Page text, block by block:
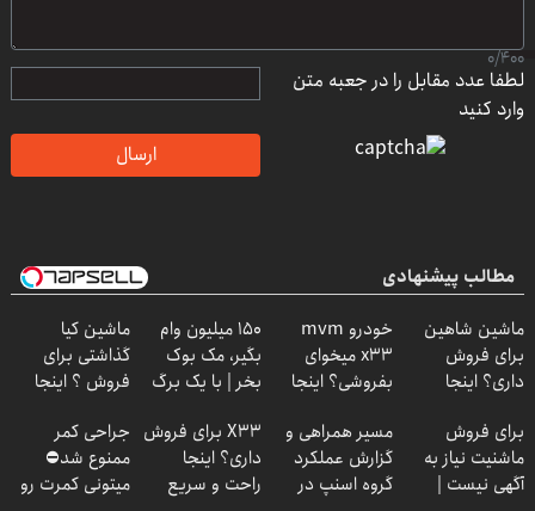
0/400
لطفا عدد مقابل را در جعبه متن
وارد کنید
ارسال
مطالب پیشنهادی
ماشین شاهین
برای فروش
داری؟ اینجا
بفروش
خودرو mvm
x33 میخوای
بفروشی؟ اینجا
میره
150 میلیون وام
بگیر، مک بوک
بخر | با یک برگ
ماشین کیا
گذاشتی برای
فروش ؟ اینجا
بفروش
برای فروش
ماشنیت نیاز به
آگهی نیست |
مسیر همراهی و
گزارش عملکرد
گروه اسنپ در
X33 برای فروش
داری؟ اینجا
راحت و سریع
جراحی کمر
ممنوع شد⛔
میتونی کمرت رو